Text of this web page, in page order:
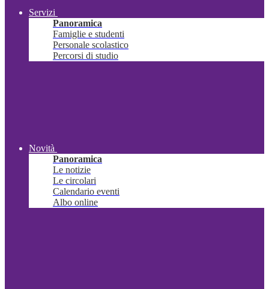
Servizi
Panoramica
Famiglie e studenti
Personale scolastico
Percorsi di studio
Novità
Panoramica
Le notizie
Le circolari
Calendario eventi
Albo online